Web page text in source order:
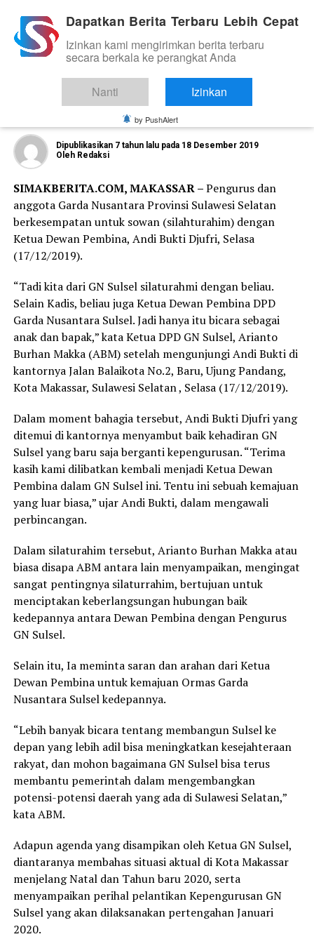
ORGANISASI DAN KOMUNITAS
Bangun Kaderisasi Dalam Organisasi,
Garda Nusantara Sulsel Sowan Ke
Ketua Dewan Pembina
Dipublikasikan 7 tahun lalu pada 18 Desember 2019
Oleh Redaksi
SIMAKBERITA.COM, MAKASSAR –Pengurus dan
anggota Garda Nusantara Provinsi Sulawesi Selatan
berkesempatan untuk sowan (silahturahim) dengan
Ketua Dewan Pembina, Andi Bukti Djufri, Selasa
(17/12/2019).
“Tadi kita dari GN Sulsel silaturahmi dengan beliau.
Selain Kadis, beliau juga Ketua Dewan Pembina DPD
Garda Nusantara Sulsel. Jadi hanya itu bicara sebagai
anak dan bapak,” kata Ketua DPD GN Sulsel, Arianto
Burhan Makka (ABM) setelah mengunjungi Andi Bukti di
kantornya Jalan Balaikota No.2, Baru, Ujung Pandang,
Kota Makassar, Sulawesi Selatan , Selasa (17/12/2019).
Dalam moment bahagia tersebut, Andi Bukti Djufri yang
ditemui di kantornya menyambut baik kehadiran GN
Sulsel yang baru saja berganti kepengurusan. “Terima
kasih kami dilibatkan kembali menjadi Ketua Dewan
Pembina dalam GN Sulsel ini. Tentu ini sebuah kemajuan
yang luar biasa,” ujar Andi Bukti, dalam mengawali
perbincangan.
Dalam silaturahim tersebut, Arianto Burhan Makka atau
biasa disapa ABM antara lain menyampaikan, mengingat
sangat pentingnya silaturrahim, bertujuan untuk
menciptakan keberlangsungan hubungan baik
kedepannya antara Dewan Pembina dengan Pengurus
GN Sulsel.
Selain itu, Ia meminta saran dan arahan dari Ketua
Dewan Pembina untuk kemajuan Ormas Garda
Nusantara Sulsel kedepannya.
“Lebih banyak bicara tentang membangun Sulsel ke
depan yang lebih adil bisa meningkatkan kesejahteraan
rakyat, dan mohon bagaimana GN Sulsel bisa terus
membantu pemerintah dalam mengembangkan
potensi-potensi daerah yang ada di Sulawesi Selatan,”
kata ABM.
Adapun agenda yang disampikan oleh Ketua GN Sulsel,
diantaranya membahas situasi aktual di Kota Makassar
menjelang Natal dan Tahun baru 2020, serta
menyampaikan perihal pelantikan Kepengurusan GN
Sulsel yang akan dilaksanakan pertengahan Januari
2020.
Dapatkan Berita Terbaru Lebih Cepat
Izinkan kami mengirimkan berita terbaru
secara berkala ke perangkat Anda
Nanti Izinkan
by PushAlert